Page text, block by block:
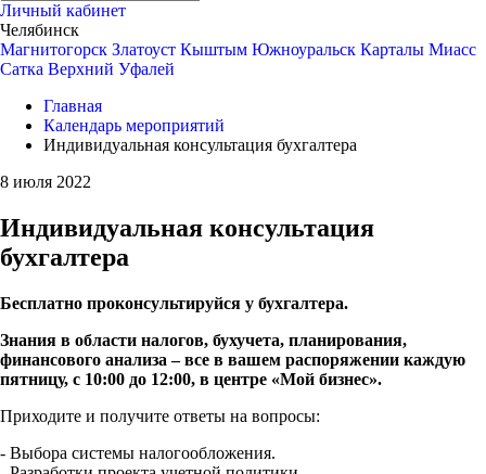
Личный кабинет
Челябинск
Магнитогорск Златоуст Кыштым Южноуральск Карталы Миасс
Сатка Верхний Уфалей
Главная
Календарь мероприятий
Индивидуальная консультация бухгалтера
8 июля 2022
Индивидуальная консультация
бухгалтера
Бесплатно проконсультируйся у бухгалтера.
Знания в области налогов, бухучета, планирования,
финансового анализа – все в вашем распоряжении каждую
пятницу, с 10:00 до 12:00, в центре «Мой бизнес».
Приходите и получите ответы на вопросы:
- Выбора системы налогообложения.